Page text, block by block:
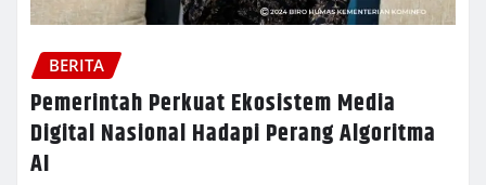
BERITA
Pemerintah Perkuat Ekosistem Media
Digital Nasional Hadapi Perang Algoritma
AI